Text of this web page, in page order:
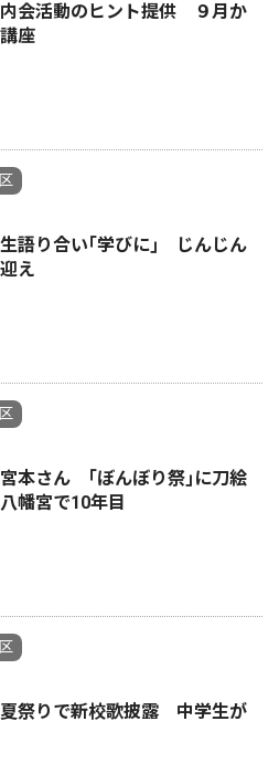
会活動のヒント提供 ９月か
座
語り合い｢学びに｣ じんじん
え
本さん ｢ぼんぼり祭｣に刀絵
幡宮で10年目
祭りで新校歌披露 中学生が